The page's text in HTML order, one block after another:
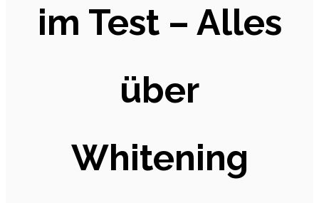
im Test – Alles
über
Whitening